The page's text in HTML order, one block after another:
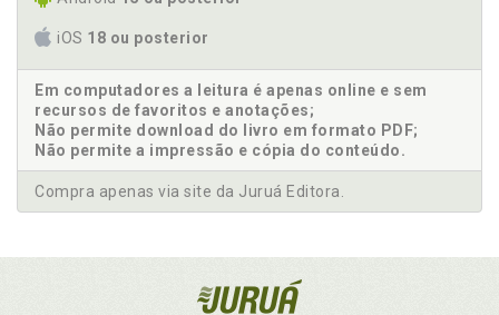
iOS 18 ou posterior
Em computadores a leitura é apenas online e sem
recursos de favoritos e anotações;
Não permite download do livro em formato PDF;
Não permite a impressão e cópia do conteúdo.
Compra apenas via site da Juruá Editora.